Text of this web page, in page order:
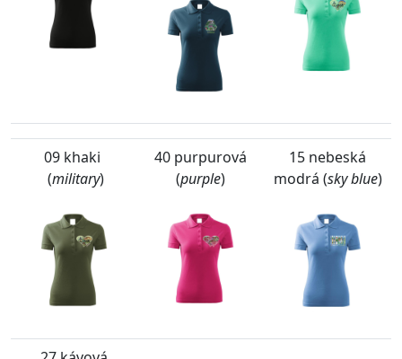
09 khaki
(military)
40 purpurová
(purple)
15 nebeská
modrá (sky blue)